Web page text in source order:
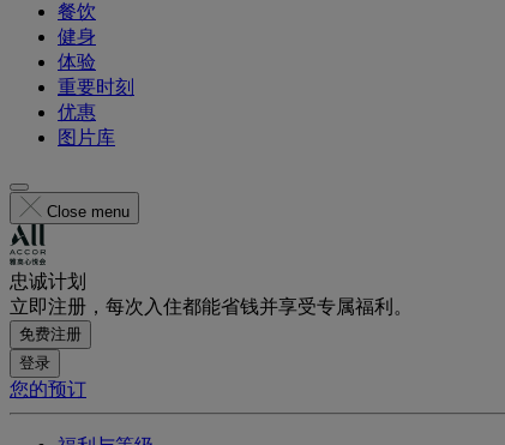
餐饮
健身
体验
重要时刻
优惠
图片库
Close menu
忠诚计划
立即注册，每次入住都能省钱并享受专属福利。
免费注册
登录
您的预订